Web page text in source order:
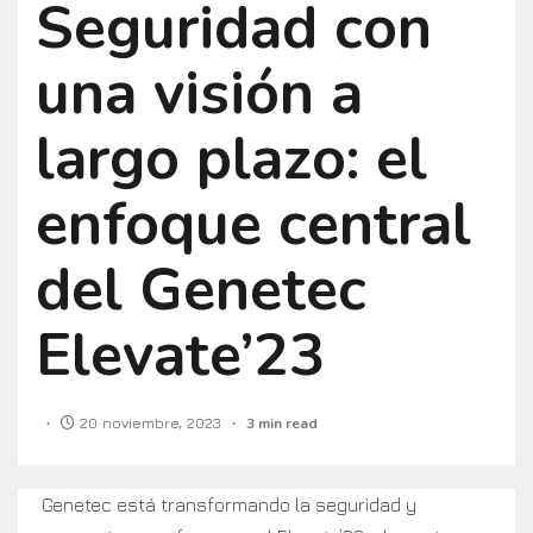
Seguridad con
una visión a
largo plazo: el
enfoque central
del Genetec
Elevate’23
20 noviembre, 2023 3 min read
Genetec está transformando la seguridad y